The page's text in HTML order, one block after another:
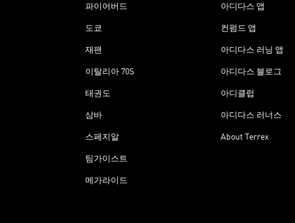
파이어버드
도쿄
재팬
이탈리아 70S
태권도
삼바
스페지알
팀가이스트
메가라이드
아디다스 앱
컨펌드 앱
아디다스 러닝 앱
아디다스 블로그
아디클럽
아디다스 러너스
About Terrex